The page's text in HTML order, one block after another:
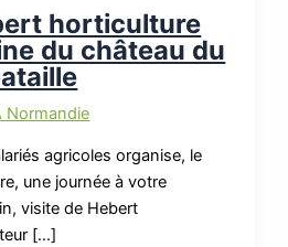
horticulture
du château du
Normandie
agricoles organise, le
une journée à votre
visite de Hebert
[…]